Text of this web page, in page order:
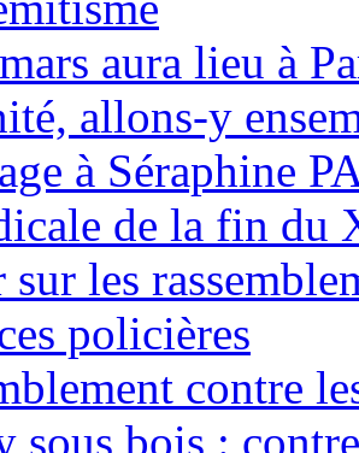
aura lieu à
allons-y
à Séraphine
de la fin du
sur les
policières
contre
sous bois :